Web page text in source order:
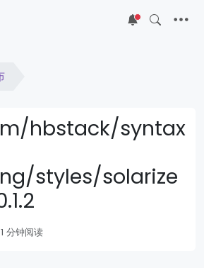
5
hbstack/syntax
styles/solarize
1 分钟阅读